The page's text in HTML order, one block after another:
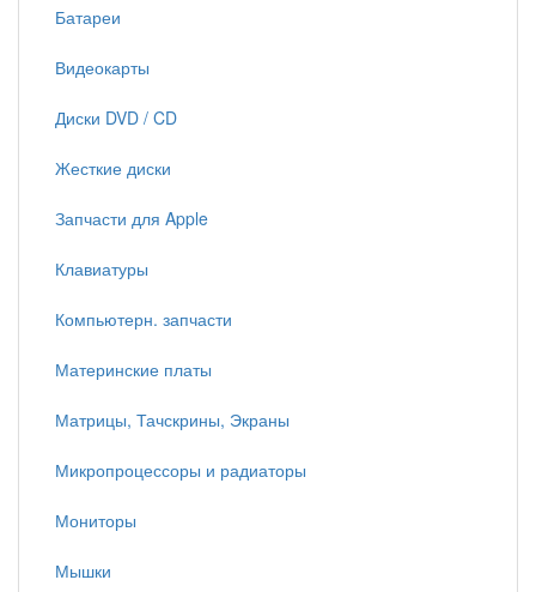
Батареи
Видеокарты
Диски DVD / CD
Жесткие диски
Запчасти для Apple
Клавиатуры
Компьютерн. запчасти
Материнские платы
Матрицы, Тачскрины, Экраны
Микропроцессоры и радиаторы
Мониторы
Мышки